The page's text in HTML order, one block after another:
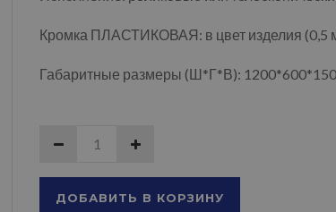
Кромка ПЛАСТИКОВАЯ: в цвет изделия (0,5
Габаритные размеры (Ш*Г*В):
ДОБАВИТЬ В КОРЗИНУ